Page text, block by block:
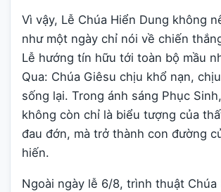
Vì vậy, Lễ Chúa Hiển Dung không
như một ngày chỉ nói về chiến
Lễ hướng tín hữu tới toàn bộ mầu
Qua: Chúa Giêsu chịu khổ nạn,
sống lại. Trong ánh sáng Phục
không còn chỉ là biểu tượng của
đau đớn, mà trở thành con đường
hiến.
Ngoài ngày lễ 6/8, trình thuật Chúa